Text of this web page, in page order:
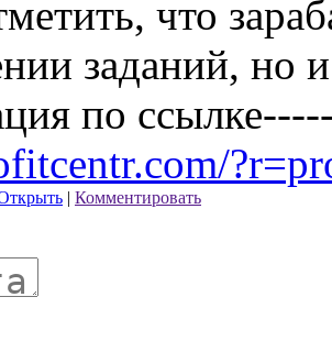
что
заданий, но
по
| Комментировать